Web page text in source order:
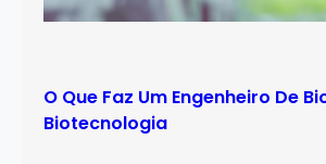
O Que Faz Um Engenheiro De
Biotecnologia